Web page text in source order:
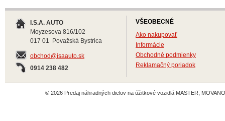
I.S.A. AUTO
Moyzesova 816/102
017 01 Považská Bystrica
obchod@isaauto.sk
0914 238 482
VŠEOBECNÉ
Ako nakupovať
Informácie
Obchodné podmienky
Reklamačný poriadok
© 2026 Predaj náhradných dielov na úžitkové vozidlá MASTER,